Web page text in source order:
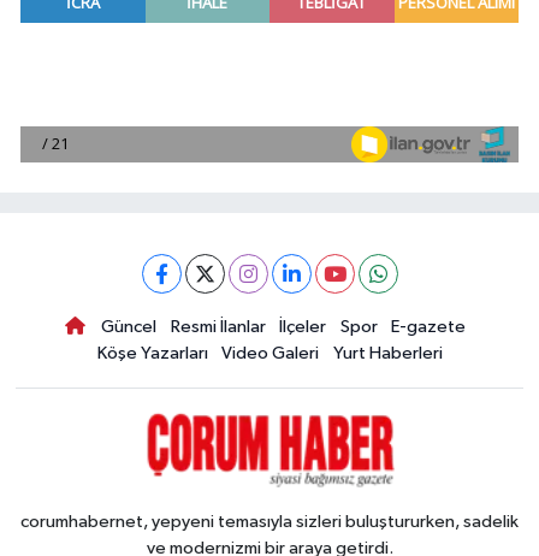
Güncel Resmi İlanlar İlçeler Spor
E-gazete
Köşe Yazarları
Video Galeri Yurt Haberleri
corumhabernet, yepyeni temasıyla sizleri buluştururken, sadelik
ve modernizmi bir araya getirdi.